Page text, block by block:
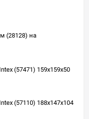
(28128) на
(57471) 159x159x50
(57110) 188x147x104